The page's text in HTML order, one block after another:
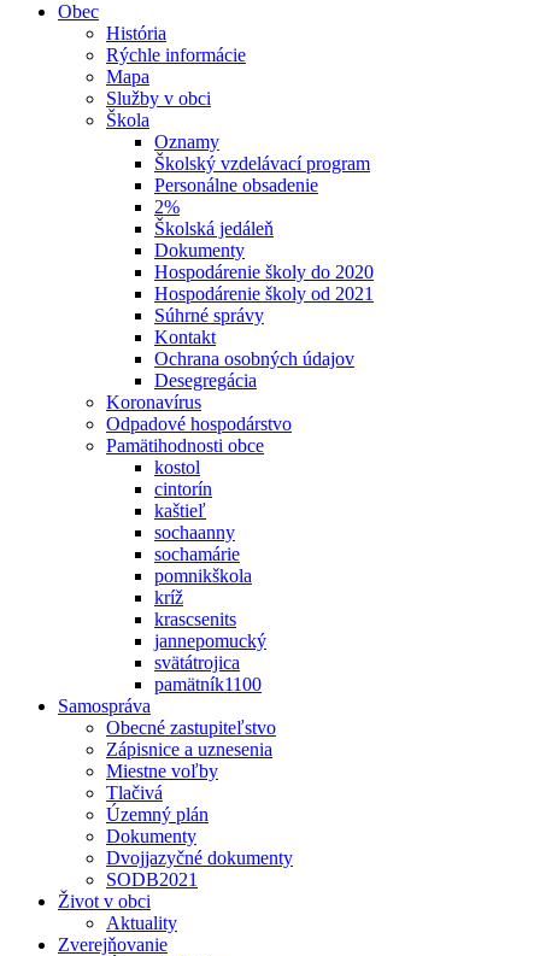
Obec
História
Rýchle informácie
Mapa
Služby v obci
Škola
Oznamy
Školský vzdelávací program
Personálne obsadenie
2%
Školská jedáleň
Dokumenty
Hospodárenie školy do 2020
Hospodárenie školy od 2021
Súhrné správy
Kontakt
Ochrana osobných údajov
Desegregácia
Koronavírus
Odpadové hospodárstvo
Pamätihodnosti obce
kostol
cintorín
kaštieľ
sochaanny
sochamárie
pomnikškola
kríž
krascsenits
jannepomucký
svätátrojica
pamätník1100
Samospráva
Obecné zastupiteľstvo
Zápisnice a uznesenia
Miestne voľby
Tlačivá
Územný plán
Dokumenty
Dvojjazyčné dokumenty
SODB2021
Život v obci
Aktuality
Zverejňovanie